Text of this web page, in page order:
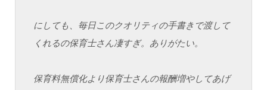
にしても、毎日このクオリティの手書きで渡して
くれるの保育士さん凄すぎ。ありがたい。
保育料無償化より保育士さんの報酬増やしてあげ